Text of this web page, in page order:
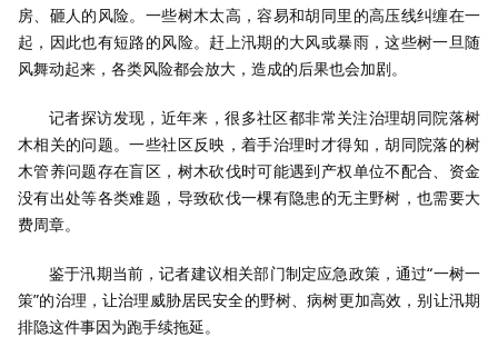
房、砸人的风险。一些树木太高，容易和胡同里的高压线纠缠在一
起，因此也有短路的风险。赶上汛期的大风或暴雨，这些树一旦随
风舞动起来，各类风险都会放大，造成的后果也会加剧。
记者探访发现，近年来，很多社区都非常关注治理胡同院落树
木相关的问题。一些社区反映，着手治理时才得知，胡同院落的树
木管养问题存在盲区，树木砍伐时可能遇到产权单位不配合、资金
没有出处等各类难题，导致砍伐一棵有隐患的无主野树，也需要大
费周章。
鉴于汛期当前，记者建议相关部门制定应急政策，通过“一树一
策”的治理，让治理威胁居民安全的野树、病树更加高效，别让汛期
排隐这件事因为跑手续拖延。